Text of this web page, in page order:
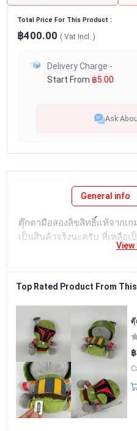
Total Price For This Product :
฿400.00 ( Vat Incl. )
Delivery Charge -
Start From ฿5.00
Ask
General info
ตุ๊กตามือสองลิขสิทธิ์แท้จากเ
เป็นสินค้าจริงนะครับ ที่เหลือ
Top Rated Product From
ตุ๊